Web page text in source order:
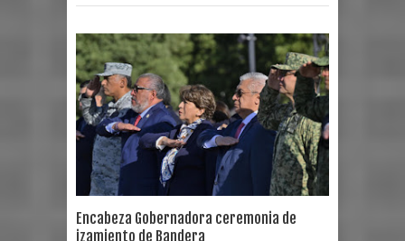
Encabeza Gobernadora ceremonia de
izamiento de Bandera